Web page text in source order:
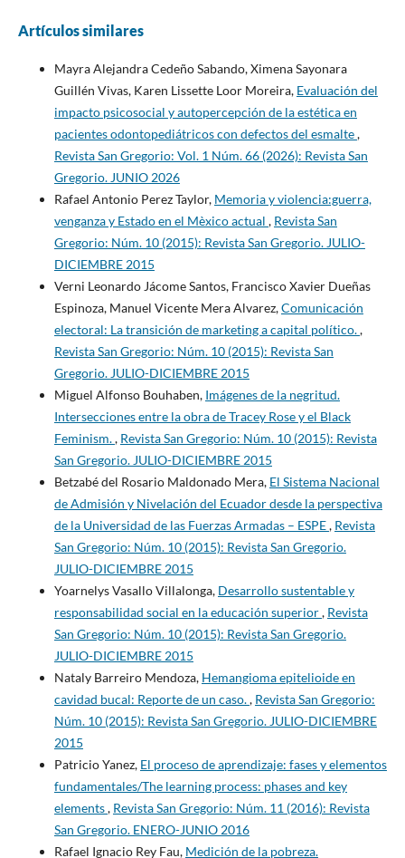
Artículos similares
Mayra Alejandra Cedeño Sabando, Ximena Sayonara
Guillén Vivas, Karen Lissette Loor Moreira, Evaluación del
impacto psicosocial y autopercepción de la estética en
pacientes odontopediátricos con defectos del esmalte,
Revista San Gregorio: Vol. 1 Núm. 66 (2026): Revista San
Gregorio. JUNIO 2026
Rafael Antonio Perez Taylor, Memoria y violencia:guerra,
venganza y Estado en el Mèxico actual , Revista San
Gregorio: Núm. 10 (2015): Revista San Gregorio. JULIO-
DICIEMBRE 2015
Verni Leonardo Jácome Santos, Francisco Xavier Dueñas
Espinoza, Manuel Vicente Mera Alvarez,Comunicación
electoral: La transición de marketing a capital político.,
Revista San Gregorio: Núm. 10 (2015): Revista San
Gregorio. JULIO-DICIEMBRE 2015
Miguel Alfonso Bouhaben, Imágenes de la negritud.
Intersecciones entre la obra de Tracey Rose y el Black
Feminism., Revista San Gregorio: Núm. 10 (2015): Revista
San Gregorio. JULIO-DICIEMBRE 2015
Betzabé del Rosario Maldonado Mera, El Sistema Nacional
de Admisión y Nivelación del Ecuador desde la perspectiva
de la Universidad de las Fuerzas Armadas – ESPE, Revista
San Gregorio: Núm. 10 (2015): Revista San Gregorio.
JULIO-DICIEMBRE 2015
Yoarnelys Vasallo Villalonga, Desarrollo sustentable y
responsabilidad social en la educación superior, Revista
San Gregorio: Núm. 10 (2015): Revista San Gregorio.
JULIO-DICIEMBRE 2015
Nataly Barreiro Mendoza, Hemangioma epitelioide en
cavidad bucal: Reporte de un caso., Revista San Gregorio:
Núm. 10 (2015): Revista San Gregorio. JULIO-DICIEMBRE
2015
Patricio Yanez, El proceso de aprendizaje: fases y elementos
fundamentales/The learning process: phases and key
elements, Revista San Gregorio: Núm. 11 (2016): Revista
San Gregorio. ENERO-JUNIO 2016
Rafael Ignacio Rey Fau, Medición de la pobreza.